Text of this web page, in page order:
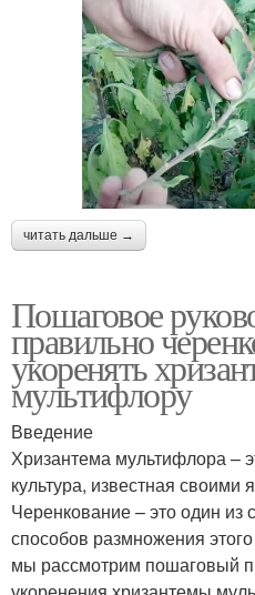
читать дальше →
Пошаговое
правильно
укоренять
мультифлору
Введение
Хризантема мультифлора –
культура, известная своими
Черенкование – это один
способов размножения
мы рассмотрим пошаговый